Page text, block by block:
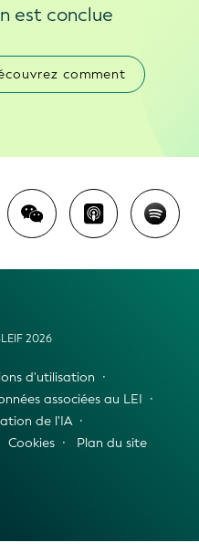
est conclue
comment
2026
d'utilisation
associées au LEI
de l'IA
Cookies Plan du site